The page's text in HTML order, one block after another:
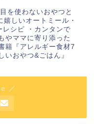
を使わないおやつと
しいオートミール・
レシピ ・カンタンで
やママに寄り添った
籍『アレルギー食材7
いおやつ&ごはん』
／